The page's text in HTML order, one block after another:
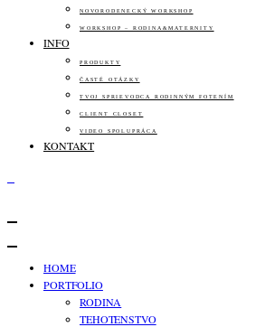
NOVORODENECKÝ WORKSHOP
WORKSHOP – RODINA&MATERNITY
INFO
PRODUKTY
ČASTÉ OTÁZKY
TVOJ SPRIEVODCA RODINNÝM FOTENÍM
CLIENT CLOSET
VIDEO SPOLUPRÁCA
KONTAKT
HOME
PORTFOLIO
RODINA
TEHOTENSTVO